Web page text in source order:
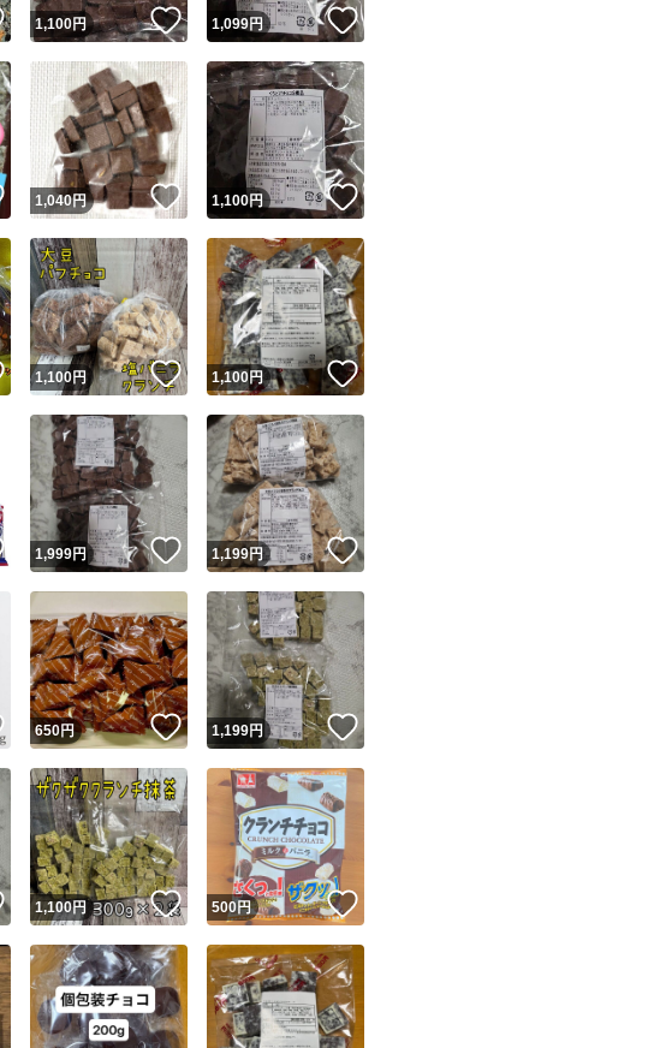
取引実績
取引実績◯+ このユーザーはYahoo!フリマの取引を完了させた実績があります
他フリマ実績◯+ このユーザーは他フリマサービスでの取引実績があります
スピード&安心発送
※このバッジは実績に基づく表示であり、発送を保証しているものではありません
スピード＆安心発送
このユーザーは高頻度で24時間以内＆設定した発送日数内に発送してい
ます
スピード発送 このユーザーは高頻度で24時間以内に発送しています
安心発送 このユーザーは設定した発送日数内に発送しています
商品画像の無断転載は禁止 されています
コピーは1商品につき1回です
出品ページへ
キャンセル
いいね！
1,100円 いいね！
1,099円 いいね！
いいね！
1,040円 いいね！
1,100円 いいね！
いいね！
1,100円 いいね！
1,100円 いいね！
いいね！
1,999円 いいね！
1,199円 いいね！
いいね！
650円 いいね！
1,199円 いいね！
いいね！
1,100円 いいね！
500円